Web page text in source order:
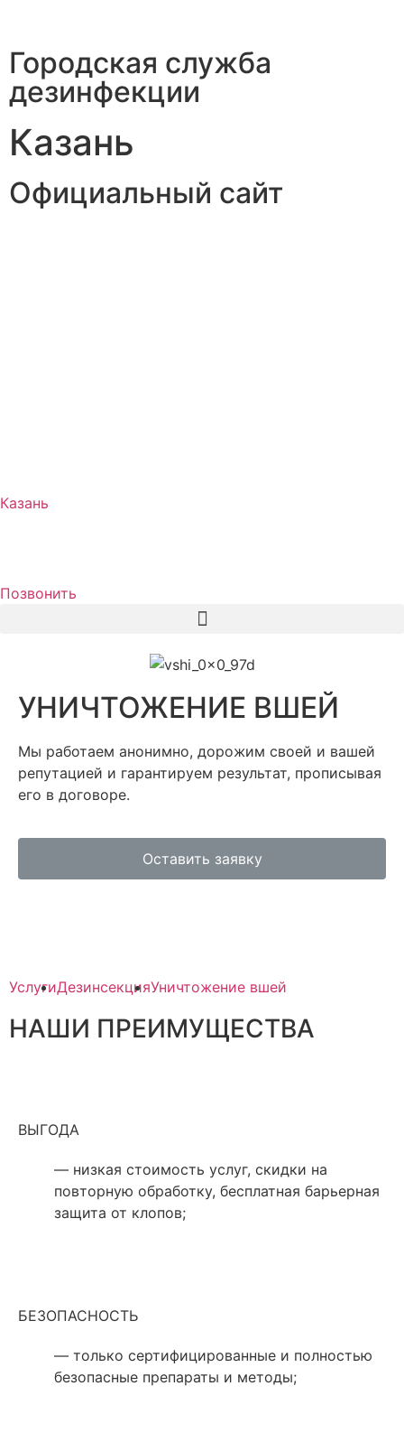
Городская служба
дезинфекции
Казань
Официальный сайт
Казань
Позвонить
УНИЧТОЖЕНИЕ ВШЕЙ
Мы работаем анонимно, дорожим своей и вашей
репутацией и гарантируем результат, прописывая
его в договоре.
Оставить заявку
УслугиДезинсекцияУничтожение вшей
НАШИ ПРЕИМУЩЕСТВА
ВЫГОДА
— низкая стоимость услуг, скидки на
повторную обработку, бесплатная барьерная
защита от клопов;
БЕЗОПАСНОСТЬ
— только сертифицированные и полностью
безопасные препараты и методы;